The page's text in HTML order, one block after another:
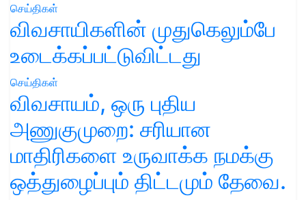
செய்திகள்
விவசாயிகளின் முதுகெலும்பே
உடைக்கப்பட்டுவிட்டது
செய்திகள்
விவசாயம், ஒரு புதிய
அணுகுமுறை: சரியான
மாதிரிகளை உருவாக்க நமக்கு
ஒத்துழைப்பும் திட்டமும் தேவை.